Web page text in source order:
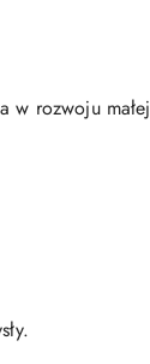
w rozwoju małej